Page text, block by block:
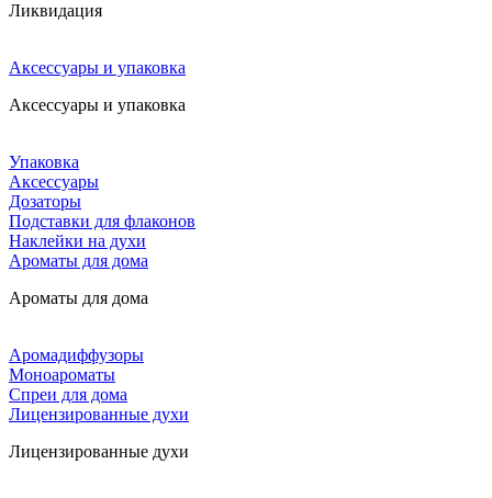
Ликвидация
Аксессуары и упаковка
Аксессуары и упаковка
Упаковка
Аксессуары
Дозаторы
Подставки для флаконов
Наклейки на духи
Ароматы для дома
Ароматы для дома
Аромадиффузоры
Моноароматы
Спреи для дома
Лицензированные духи
Лицензированные духи